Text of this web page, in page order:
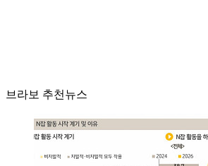
브라보 추천뉴스